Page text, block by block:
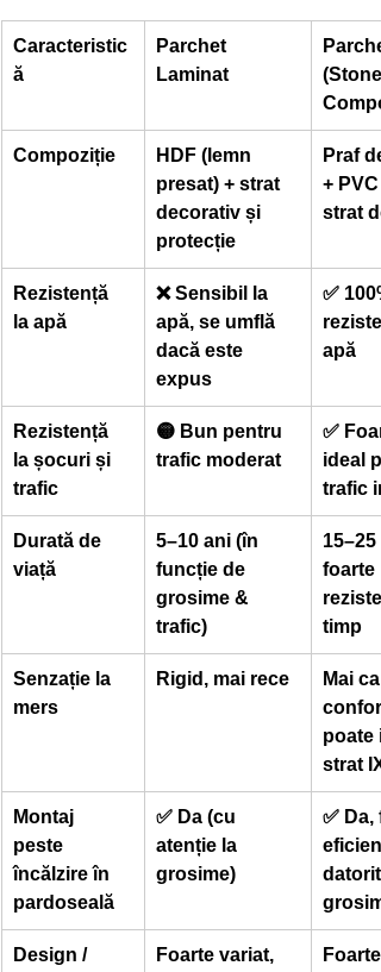
Caracteristic
ă
Parchet
Laminat
Compoziție
HDF (lemn
presat) + strat
decorativ și
protecție
Praf
+
strat
Rezistență
la apă
❌ Sensibil la
apă, se umflă
dacă este
expus
✅
apă
Rezistență
la șocuri și
trafic
🟡 Bun pentru
trafic moderat
✅
ideal
trafic
Durată de
viață
5–10 ani (în
funcție de
grosime &
trafic)
15–25
foarte
timp
Senzație la
mers
Rigid, mai rece
Mai
poate
strat
Montaj
peste
încălzire în
pardoseală
✅ Da (cu
atenție la
grosime)
✅ Da,
Design /
Foarte variat,